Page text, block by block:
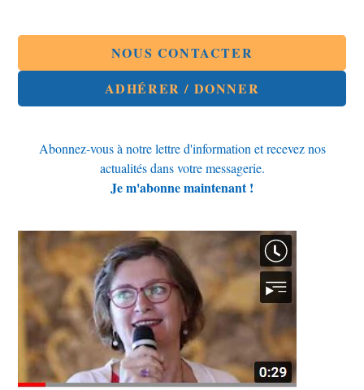
NOUS CONTACTER
ADHÉRER / DONNER
Abonnez-vous à notre lettre d'information et recevez nos
actualités dans votre messagerie.
Je m'abonne maintenant !